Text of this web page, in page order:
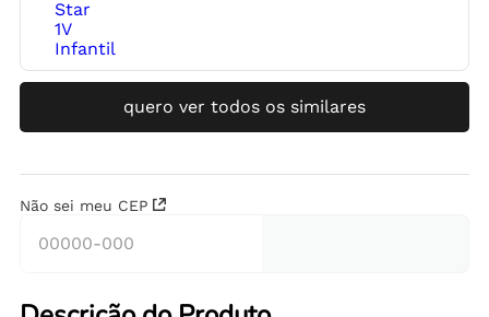
quero ver todos os similares
Não sei meu CEP